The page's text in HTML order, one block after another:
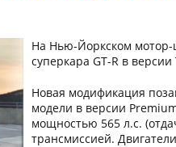
На Нью-Йоркском мотор-
суперкара GT-R в
Новая модификация
модели в версии
мощностью 565 л.с.
трансмиссией.